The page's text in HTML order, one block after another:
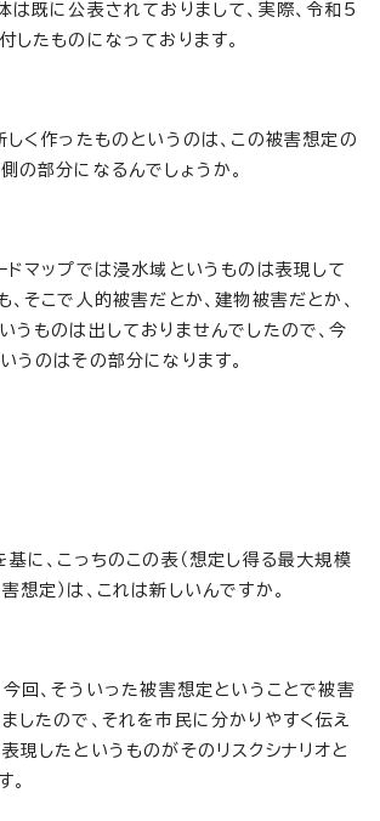
は既に公表されておりまして、実際、令和5
たものになっております。
しく作ったものというのは、この被害想定の
の部分になるんでしょうか。
ドマップでは浸水域というものは表現して
、そこで人的被害だとか、建物被害だとか、
うものは出しておりませんでしたので、今
うのはその部分になります。
基に、こっちのこの表（想定し得る最大規模
想定）は、これは新しいんですか。
今回、そういった被害想定ということで被害
したので、それを市民に分かりやすく伝え
現したというものがそのリスクシナリオと
。